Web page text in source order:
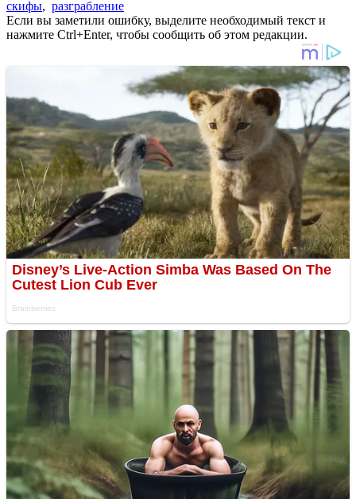
скифы, разграбление
Если вы заметили ошибку, выделите необходимый текст и
нажмите Ctrl+Enter, чтобы сообщить об этом редакции.